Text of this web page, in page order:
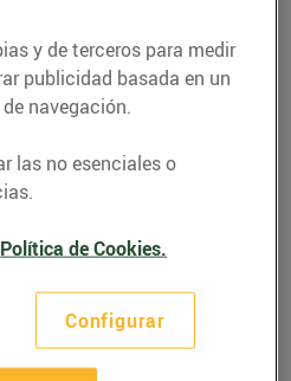
y de terceros para medir
publicidad basada en un
navegación.
las no esenciales o
Política de Cookies.
Configurar